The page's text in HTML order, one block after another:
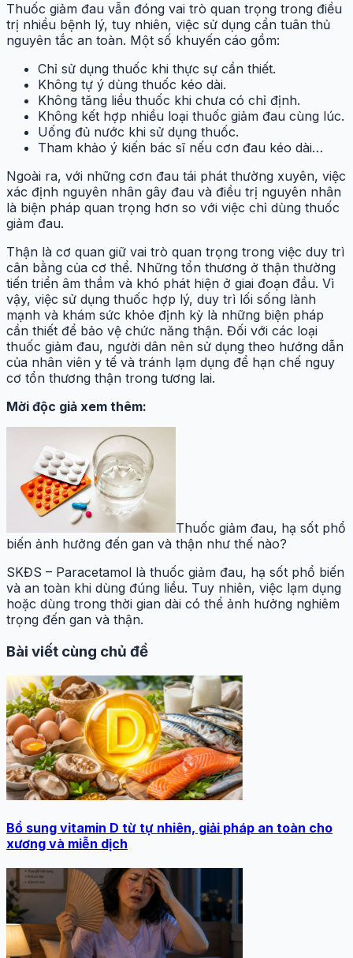
Thuốc giảm đau vẫn đóng vai trò quan trọng trong điều
trị nhiều bệnh lý, tuy nhiên, việc sử dụng cần tuân thủ
nguyên tắc an toàn. Một số khuyến cáo gồm:
Chỉ sử dụng thuốc khi thực sự cần thiết.
Không tự ý dùng thuốc kéo dài.
Không tăng liều thuốc khi chưa có chỉ định.
Không kết hợp nhiều loại thuốc giảm đau cùng lúc.
Uống đủ nước khi sử dụng thuốc.
Tham khảo ý kiến bác sĩ nếu cơn đau kéo dài…
Ngoài ra, với những cơn đau tái phát thường xuyên, việc
xác định nguyên nhân gây đau và điều trị nguyên nhân
là biện pháp quan trọng hơn so với việc chỉ dùng thuốc
giảm đau.
Thận là cơ quan giữ vai trò quan trọng trong việc duy trì
cân bằng của cơ thể. Những tổn thương ở thận thường
tiến triển âm thầm và khó phát hiện ở giai đoạn đầu. Vì
vậy, việc sử dụng thuốc hợp lý, duy trì lối sống lành
mạnh và khám sức khỏe định kỳ là những biện pháp
cần thiết để bảo vệ chức năng thận. Đối với các loại
thuốc giảm đau, người dân nên sử dụng theo hướng dẫn
của nhân viên y tế và tránh lạm dụng để hạn chế nguy
cơ tổn thương thận trong tương lai.
Mời độc giả xem thêm:
Thuốc giảm đau, hạ sốt phổ
biến ảnh hưởng đến gan và thận như thế nào?
SKĐS – Paracetamol là thuốc giảm đau, hạ sốt phổ biến
và an toàn khi dùng đúng liều. Tuy nhiên, việc lạm dụng
hoặc dùng trong thời gian dài có thể ảnh hưởng nghiêm
trọng đến gan và thận.
Bài viết cùng chủ đề
Bổ sung vitamin D từ tự nhiên, giải pháp an toàn cho
xương và miễn dịch